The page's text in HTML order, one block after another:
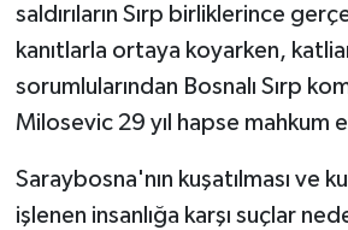
saldırıların Sırp birliklerince
kanıtlarla ortaya koyarken,
sorumlularından Bosnalı Sırp
Milosevic 29 yıl hapse mahkum
Saraybosna'nın kuşatılması ve
işlenen insanlığa karşı suçlar